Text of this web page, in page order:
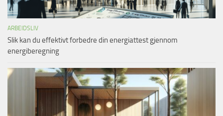
ARBEIDSLIV
Slik kan du effektivt forbedre din energiattest gjennom
energiberegning